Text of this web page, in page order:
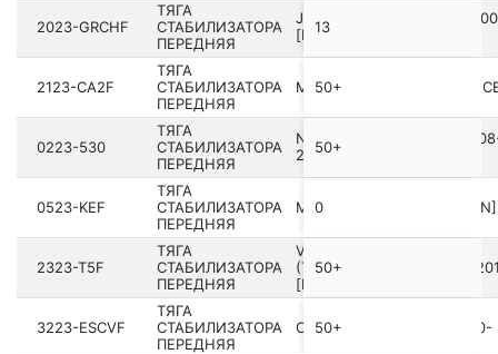
2023-GRCHF
ТЯГА
СТАБИЛИЗАТОРА
ПЕРЕДНЯЯ
JEEP GRAND CHEROKEE
[NA]
13
2123-CA2F
ТЯГА
СТАБИЛИЗАТОРА
ПЕРЕДНЯЯ
MINI R56 LCI 2009-2013
50+
0223-530
ТЯГА
СТАБИЛИЗАТОРА
ПЕРЕДНЯЯ
NISSAN AVENIR W11
2005.09 [JP]
50+
0523-KEF
ТЯГА
СТАБИЛИЗАТОРА
ПЕРЕДНЯЯ
MAZDA CX-5 KE 2011- [GEN]
0
2323-T5F
ТЯГА
СТАБИЛИЗАТОРА
ПЕРЕДНЯЯ
VOLKSWAGEN CAMPMOB.
(TYP2/TRANSP./LT) 2016-
[RDW]
50+
3223-ESCVF
ТЯГА
СТАБИЛИЗАТОРА
ПЕРЕДНЯЯ
CADILLAC ESCALADE 2020-
50+